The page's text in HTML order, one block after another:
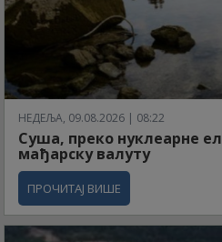
НЕДЕЉА, 09.08.2026 | 08:22
Суша, преко нуклеарне
мађарску валуту
ПРОЧИТАЈ ВИШЕ